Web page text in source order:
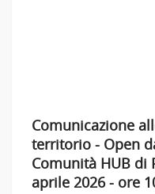
Comunicazione
territorio - Open
Comunità HUB di
aprile 2026 - ore